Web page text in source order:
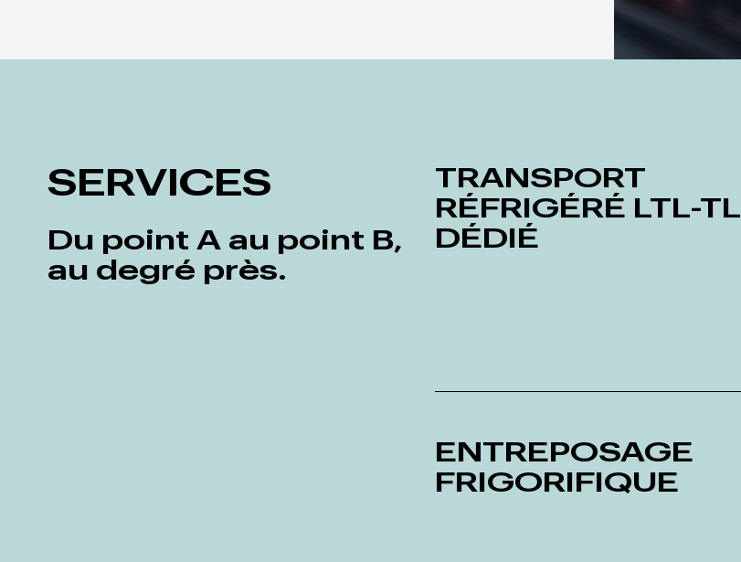
SERVICES
Du point A au point B,
au degré près.
TRANSPORT
RÉFRIGÉRÉ LTL-TL
DÉDIÉ
ENTREPOSAGE
FRIGORIFIQUE